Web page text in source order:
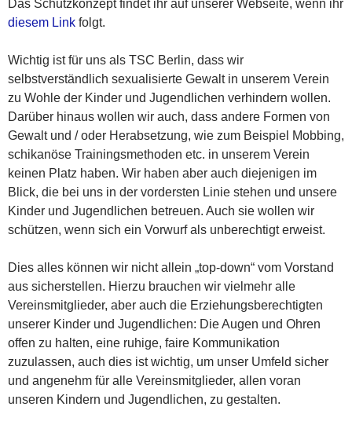
Das Schutzkonzept findet ihr auf unserer Webseite, wenn ihr
diesem Link folgt.
Wichtig ist für uns als TSC Berlin, dass wir
selbstverständlich sexualisierte Gewalt in unserem Verein
zu Wohle der Kinder und Jugendlichen verhindern wollen.
Darüber hinaus wollen wir auch, dass andere Formen von
Gewalt und / oder Herabsetzung, wie zum Beispiel Mobbing,
schikanöse Trainingsmethoden etc. in unserem Verein
keinen Platz haben. Wir haben aber auch diejenigen im
Blick, die bei uns in der vordersten Linie stehen und unsere
Kinder und Jugendlichen betreuen. Auch sie wollen wir
schützen, wenn sich ein Vorwurf als unberechtigt erweist.
Dies alles können wir nicht allein „top-down“ vom Vorstand
aus sicherstellen. Hierzu brauchen wir vielmehr alle
Vereinsmitglieder, aber auch die Erziehungsberechtigten
unserer Kinder und Jugendlichen: Die Augen und Ohren
offen zu halten, eine ruhige, faire Kommunikation
zuzulassen, auch dies ist wichtig, um unser Umfeld sicher
und angenehm für alle Vereinsmitglieder, allen voran
unseren Kindern und Jugendlichen, zu gestalten.